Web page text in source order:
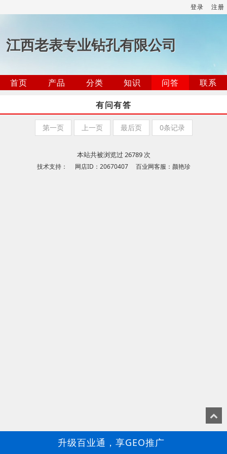
登录 注册
江西老表专业钻孔有限公司
首页 产品 分类 知识 问答
联系
有问有答
第一页 上一页 最后页 0条记录
本站共被浏览过 26789 次
技术支持： 网店ID：20670407 百业网客服：颜艳珍
升级百业通，享GEO推广